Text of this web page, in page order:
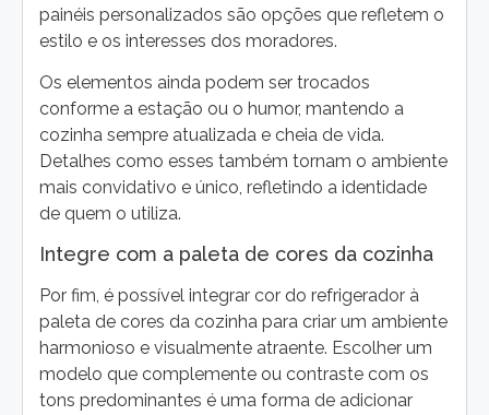
painéis personalizados são opções que refletem o
estilo e os interesses dos moradores.
Os elementos ainda podem ser trocados
conforme a estação ou o humor, mantendo a
cozinha sempre atualizada e cheia de vida.
Detalhes como esses também tornam o ambiente
mais convidativo e único, refletindo a identidade
de quem o utiliza.
Integre com a paleta de cores da cozinha
Por fim, é possível integrar cor do refrigerador à
paleta de cores da cozinha para criar um ambiente
harmonioso e visualmente atraente. Escolher um
modelo que complemente ou contraste com os
tons predominantes é uma forma de adicionar